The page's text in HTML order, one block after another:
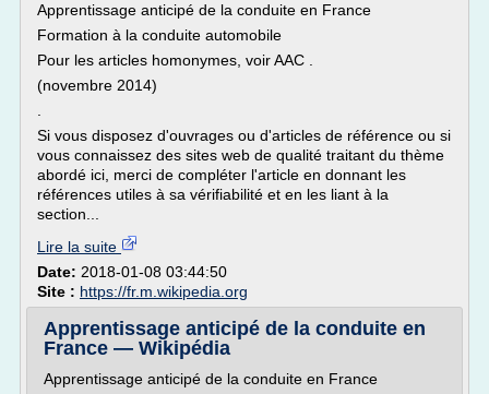
Apprentissage anticipé de la conduite en France
Formation à la conduite automobile
Pour les articles homonymes, voir AAC .
(novembre 2014)
Si vous disposez d'ouvrages ou d'articles de référence ou si
vous connaissez des sites web de qualité traitant du thème
abordé ici, merci de compléter l'article en donnant les
références utiles à sa vérifiabilité et en les liant à la
section...
Lire la suite
Date: 2018-01-08 03:44:50
Site : https://fr.m.wikipedia.org
Apprentissage anticipé de la conduite en
France — Wikipédia
Apprentissage anticipé de la conduite en France